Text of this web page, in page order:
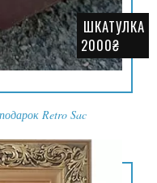
ШКАТУЛКА
2000₴
Retro Sac